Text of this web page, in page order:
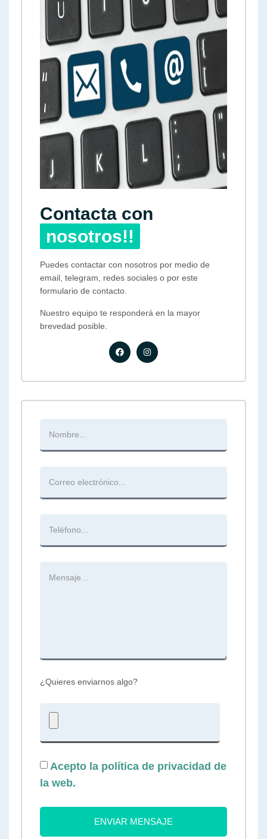
Contacta con
nosotros!!
Puedes contactar con nosotros por medio de
email, telegram, redes sociales o por este
formulario de contacto.
Nuestro equipo te responderá en la mayor
brevedad posible.
¿Quieres enviarnos algo?
Acepto la política de privacidad de
la web.
ENVIAR MENSAJE